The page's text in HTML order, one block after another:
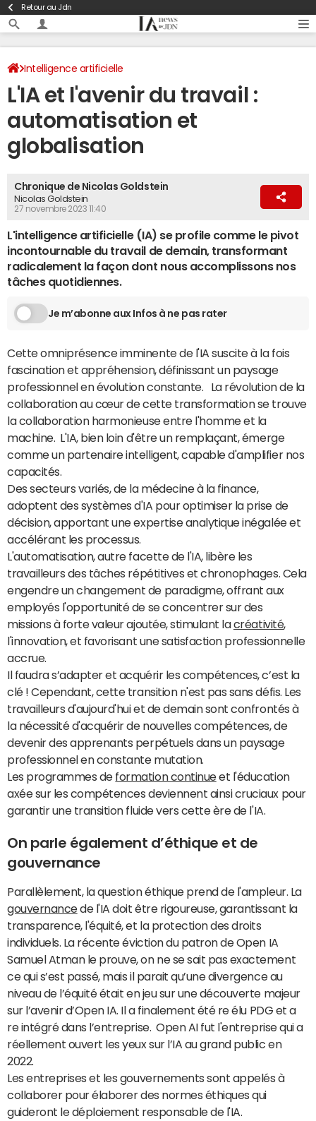
Retour au Jdn
Intelligence artificielle
L'IA et l'avenir du travail :
automatisation et
globalisation
Chronique de Nicolas Goldstein
Nicolas Goldstein
27 novembre 2023 11:40
L'intelligence artificielle (IA) se profile comme le pivot
incontournable du travail de demain, transformant
radicalement la façon dont nous accomplissons nos
tâches quotidiennes.
Je m’abonne aux Infos à ne pas rater
Cette omniprésence imminente de l'IA suscite à la fois
fascination et appréhension, définissant un paysage
professionnel en évolution constante. La révolution de la
collaboration au cœur de cette transformation se trouve
la collaboration harmonieuse entre l'homme et la
machine. L'IA, bien loin d'être un remplaçant, émerge
comme un partenaire intelligent, capable d'amplifier nos
capacités.
Des secteurs variés, de la médecine à la finance,
adoptent des systèmes d'IA pour optimiser la prise de
décision, apportant une expertise analytique inégalée et
accélérant les processus.
L'automatisation, autre facette de l'IA, libère les
travailleurs des tâches répétitives et chronophages. Cela
engendre un changement de paradigme, offrant aux
employés l'opportunité de se concentrer sur des
missions à forte valeur ajoutée, stimulant lacréativité,
l'innovation, et favorisant une satisfaction professionnelle
accrue.
Il faudra s’adapter et acquérir les compétences, c’est la
clé ! Cependant, cette transition n'est pas sans défis. Les
travailleurs d'aujourd'hui et de demain sont confrontés à
la nécessité d'acquérir de nouvelles compétences, de
devenir des apprenants perpétuels dans un paysage
professionnel en constante mutation.
Les programmes de formation continueet l'éducation
axée sur les compétences deviennent ainsi cruciaux pour
garantir une transition fluide vers cette ère de l'IA.
On parle également d’éthique et de
gouvernance
Parallèlement, la question éthique prend de l'ampleur. La
gouvernancede l'IA doit être rigoureuse, garantissant la
transparence, l'équité, et la protection des droits
individuels. La récente éviction du patron de Open IA
Samuel Atman le prouve, on ne se sait pas exactement
ce qui s’est passé, mais il parait qu’une divergence au
niveau de l’équité était en jeu sur une découverte majeur
sur l’avenir d’Open IA. Il a finalement été re élu PDG et a
re intégré dans l’entreprise. Open AI fut l'entreprise qui a
réellement ouvert les yeux sur l’IA au grand public en
2022.
Les entreprises et les gouvernements sont appelés à
collaborer pour élaborer des normes éthiques qui
guideront le déploiement responsable de l'IA.